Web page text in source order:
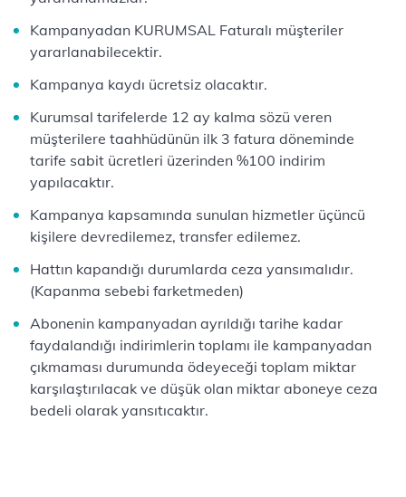
Kampanyadan KURUMSAL Faturalı müşteriler
yararlanabilecektir.
Kampanya kaydı ücretsiz olacaktır.
Kurumsal tarifelerde 12 ay kalma sözü veren
müşterilere taahhüdünün ilk 3 fatura döneminde
tarife sabit ücretleri üzerinden %100 indirim
yapılacaktır.
Kampanya kapsamında sunulan hizmetler üçüncü
kişilere devredilemez, transfer edilemez.
Hattın kapandığı durumlarda ceza yansımalıdır.
(Kapanma sebebi farketmeden)
Abonenin kampanyadan ayrıldığı tarihe kadar
faydalandığı indirimlerin toplamı ile kampanyadan
çıkmaması durumunda ödeyeceği toplam miktar
karşılaştırılacak ve düşük olan miktar aboneye ceza
bedeli olarak yansıtıcaktır.